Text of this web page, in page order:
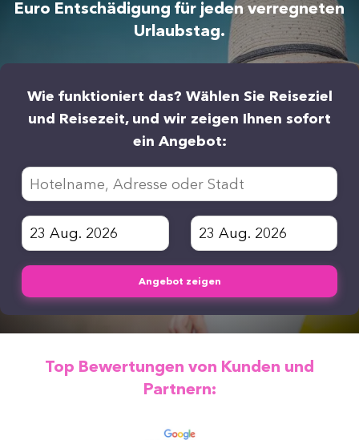
Euro Entschädigung für jeden verregneten
Urlaubstag.
Wie funktioniert das? Wählen Sie Reiseziel
und Reisezeit, und wir zeigen Ihnen sofort
ein Angebot:
Angebot zeigen
Top Bewertungen von Kunden und
Partnern: